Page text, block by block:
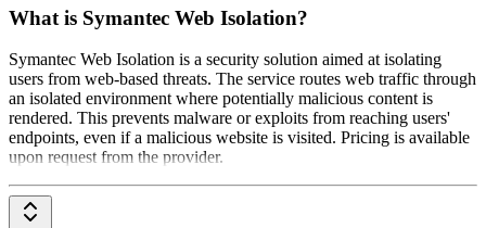
What is Symantec Web Isolation?
Symantec Web Isolation is a security solution aimed at isolating
users from web-based threats. The service routes web traffic through
an isolated environment where potentially malicious content is
rendered. This prevents malware or exploits from reaching users'
endpoints, even if a malicious website is visited. Pricing is available
upon request from the provider.